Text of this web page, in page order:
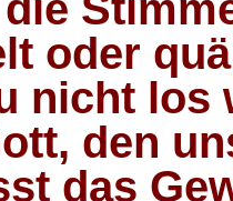
oder
nicht los
den
das